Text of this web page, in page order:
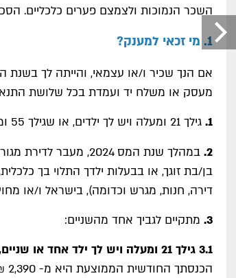
השכר הנמוכות ולצמצם פערים כלכליים. הסכום
1. מי זכאי למענק?
מעסק או משלח יד ועמדת בכל שלושת
1. גילך 21 ומעלה ויש לך ילדים, או שגילך 55 ומעלה, גם ללא ילדים.
2.
במהלך שנת המס 2024,
בן/בת זוגך, או בבעלות ילדך התלוי בך
דירה, חנות, מגרש וכדומה), בישראל ו/או
3. מתקיים לגביך אחד מהשניים:
3.1 גילך 21 ומעלה ויש לך ילד אחד או שניים, או שגילך 55 ומעלה (גם ללא ילדים)